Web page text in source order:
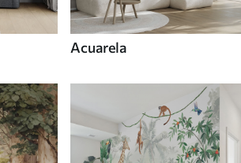
Acuarela